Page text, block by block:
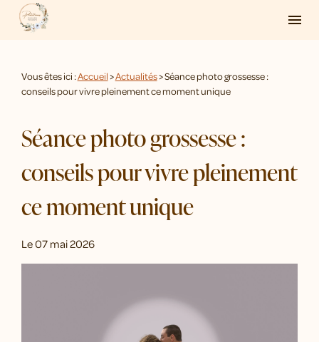
menu
Vous êtes ici :Accueil>Actualités> Séance photo grossesse :
conseils pour vivre pleinement ce moment unique
Séance photo grossesse :
conseils pour vivre pleinement
ce moment unique
Le07 mai 2026
Panneau de gestion des cookies